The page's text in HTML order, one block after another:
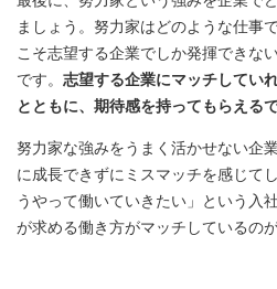
ましょう。努力家はどのような仕事
こそ志望する企業でしか発揮できな
です。 志望する企業にマッチしてい
とともに、期待感を持ってもらえる
努力家な強みをうまく活かせない企
に成長できずにミスマッチを感じて
うやって働いていきたい」という入
が求める働き方がマッチしているのが